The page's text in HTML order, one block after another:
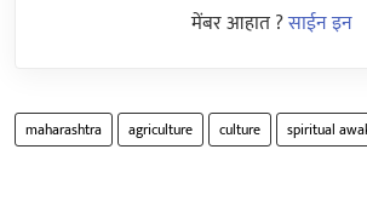
मेंबर आहात ?साईन इन
maharashtra agriculture culture spiritual